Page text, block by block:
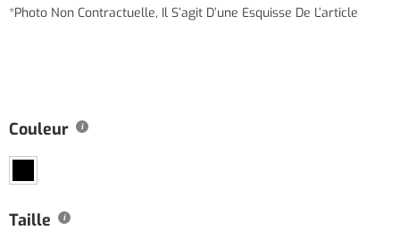
*Photo Non Contractuelle, Il S’agit D’une Esquisse De L’article
Couleur
Taille